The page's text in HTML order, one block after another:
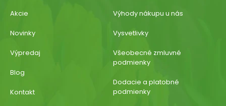
Akcie
Novinky
Výpredaj
Blog
Kontakt
Výhody nákupu u nás
Vysvetlivky
Všeobecné zmluvné
podmienky
Dodacie a platobné
podmienky